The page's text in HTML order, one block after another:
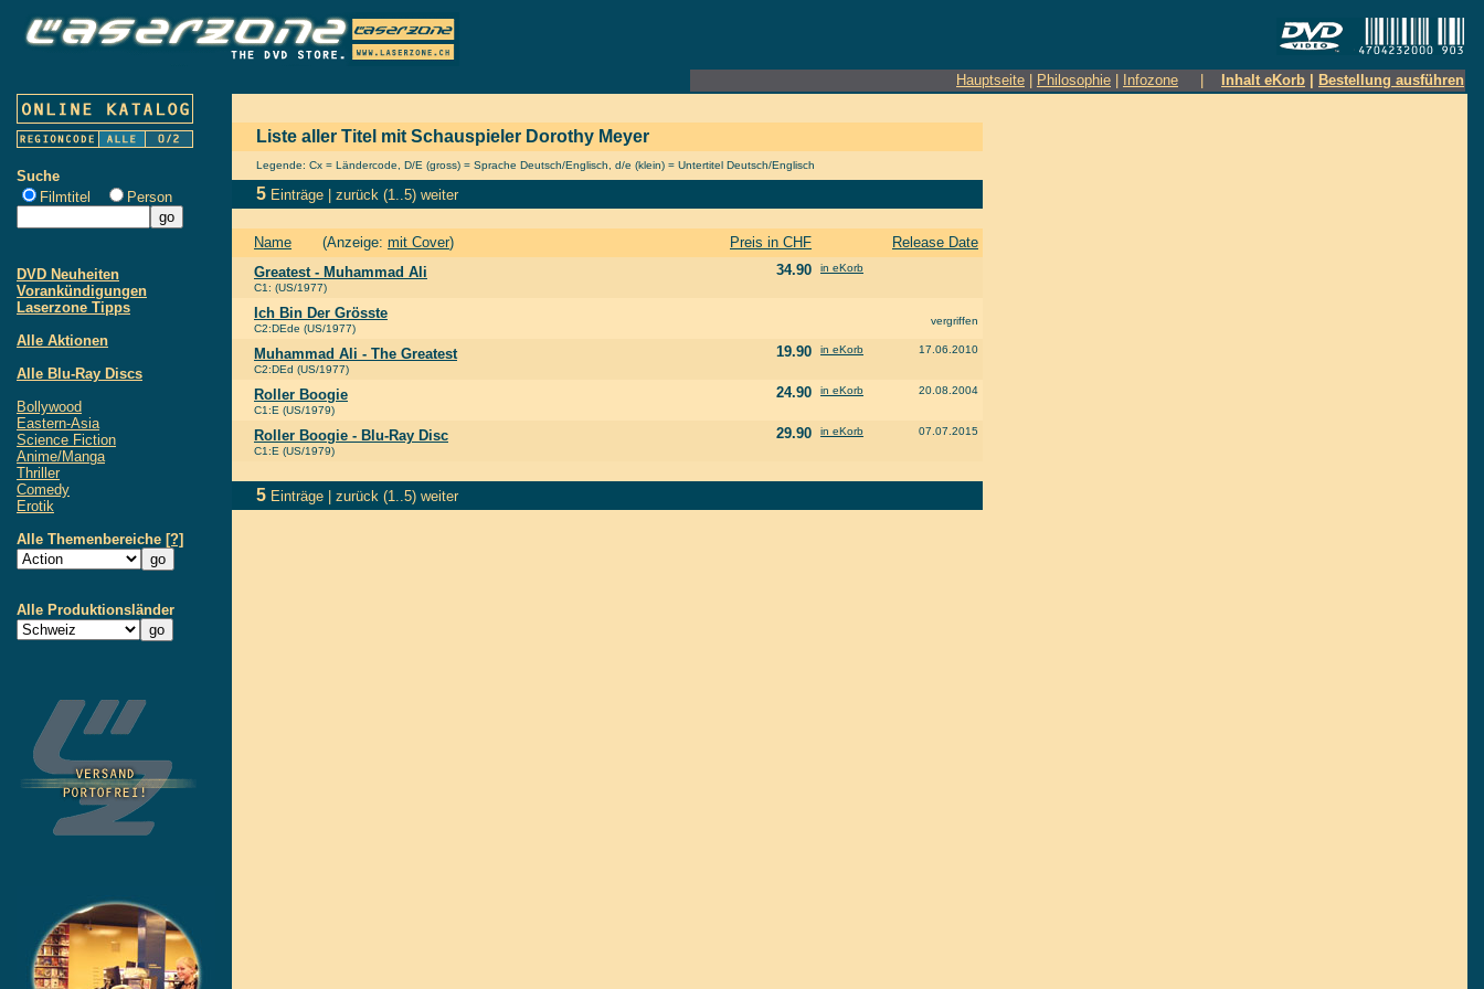
Hauptseite Philosophie Infozone Inhalt eKorb Bestellung ausführen
Suche
Filmtitel
Person
DVD Neuheiten
Vorankündigungen
Laserzone Tipps
Alle Aktionen
Alle Blu-Ray Discs
Bollywood
Eastern-Asia
Science Fiction
Anime/Manga
Thriller
Comedy
Erotik
Alle Themenbereiche [?]
Alle Produktionsländer
Liste aller Titel mit Schauspieler Dorothy Meyer
Legende: Cx = Ländercode, D/E (gross) = Sprache Deutsch/Englisch, d/e (klein) = Untertitel Deutsch/Englisch
5 Einträge | zurück (1..5) weiter
Name (Anzeige: mit Cover) Preis in CHF
Release Date
Greatest - Muhammad Ali
C1: (US/1977)
34.90 in eKorb
Ich Bin Der Grösste
C2:DEde (US/1977)
vergriffen
Muhammad Ali - The Greatest
C2:DEd (US/1977)
19.90 in eKorb 17.06.2010
Roller Boogie
C1:E (US/1979)
24.90 in eKorb 20.08.2004
Roller Boogie - Blu-Ray Disc
C1:E (US/1979)
29.90 in eKorb 07.07.2015
5 Einträge | zurück (1..5) weiter